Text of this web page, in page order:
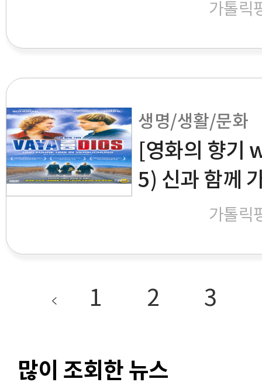
가톨릭
생명/생활/문화
[영화의 향기
5) 신과 함께
가톨릭
1 2 3
많이 조회한 뉴스